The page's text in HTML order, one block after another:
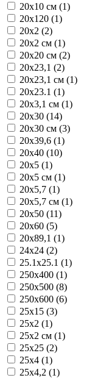
20x10 см (1)
20x120 (1)
20x2 (2)
20x2 см (1)
20x20 см (2)
20x23,1 (2)
20x23,1 см (1)
20x23.1 (1)
20x3,1 см (1)
20x30 (14)
20x30 см (3)
20x39,6 (1)
20x40 (10)
20x5 (1)
20x5 см (1)
20x5,7 (1)
20x5,7 см (1)
20x50 (11)
20x60 (5)
20x89,1 (1)
24x24 (2)
25.1x25.1 (1)
250x400 (1)
250x500 (8)
250x600 (6)
25x15 (3)
25x2 (1)
25x2 см (1)
25x25 (2)
25x4 (1)
25x4,2 (1)